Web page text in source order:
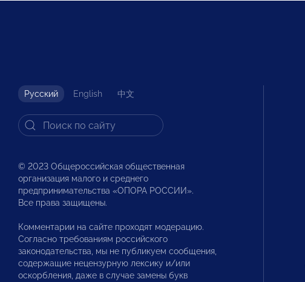
Русский English 中文
© 2023 Общероссийская общественная
организация малого и среднего
предпринимательства «ОПОРА РОССИИ».
Все права защищены.
Комментарии на сайте проходят модерацию.
Согласно требованиям российского
законодательства, мы не публикуем сообщения,
содержащие нецензурную лексику и/или
оскорбления, даже в случае замены букв